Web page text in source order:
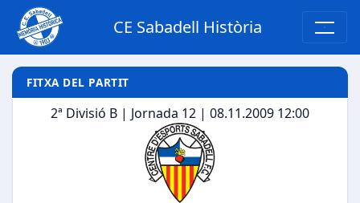
CE Sabadell Història
FITXA DEL PARTIT
2ª Divisió B | Jornada 12 | 08.11.2009 12:00